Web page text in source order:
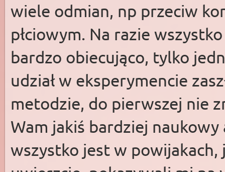
wiele odmian, np przeciw
płciowym. Na razie
bardzo obiecująco, tylko
udział w eksperymencie
metodzie, do pierwszej nie
Wam jakiś bardziej naukowy
wszystko jest w